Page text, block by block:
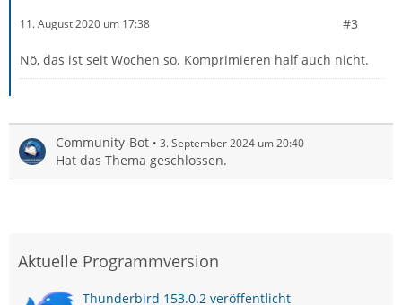
11. August 2020 um 17:38 #3
Nö, das ist seit Wochen so. Komprimieren half auch nicht.
Community-Bot 3. September 2024 um 20:40
Hat das Thema geschlossen.
Aktuelle Programmversion
Thunderbird 153.0.2 veröffentlicht